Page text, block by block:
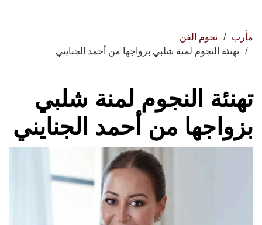
مأرب
نجوم الفن
تهنئة النجوم لمنة شلبي بزواجها من أحمد الجنايني
تهنئة النجوم لمنة شلبي
بزواجها من أحمد الجنايني